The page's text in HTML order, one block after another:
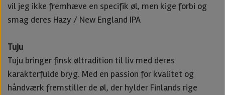
vil jeg ikke fremhæve en specifik øl, men kige forbi og
smag deres Hazy / New England IPA
Tuju
Tuju bringer finsk øltradition til liv med deres
karakterfulde bryg. Med en passion for kvalitet og
håndværk fremstiller de øl, der hylder Finlands rige